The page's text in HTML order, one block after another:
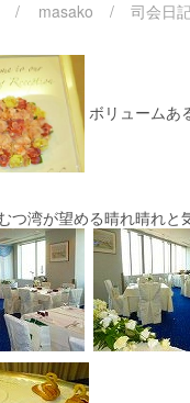
masako 司会日
ボリュームあ
つ湾が望める晴れ晴れと